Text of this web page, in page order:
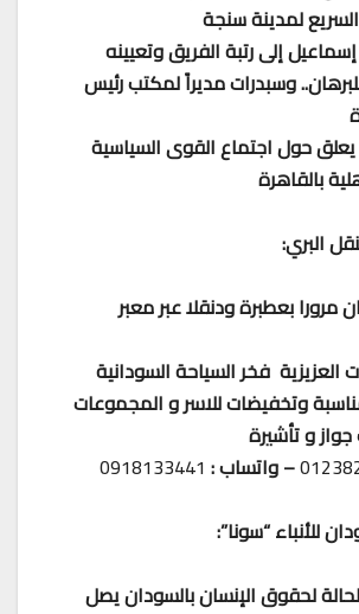
لمدينة سنجة
إلى رتبة الفريق وتعيينه
وسبدرات مديراً لمكتب رئيس
يعلق حول اجتماع القوى السياسية
بالقاهرة
البري:
مرورا بعطبرة ودنقلا عبر معبر
العزيزية فخر السياحة السودانية
وتخفيضات للاسر و المجموعات
و تأشيرة
– واتساب : 0918133441
للأنباء “سونا”:
لحالة لحقوق الإنسان بالسودان يصل